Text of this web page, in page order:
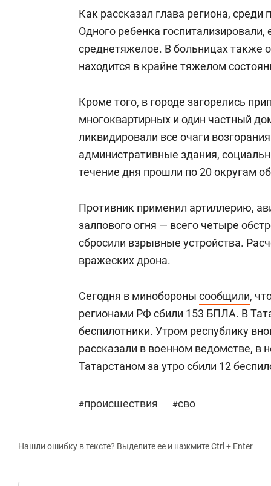
Как рассказал глава региона, среди
Одного ребенка
среднетяжелое. В больницах также
находится в крайне тяжелом
Кроме того, в городе загорелись
многоквартирных и один частный
ликвидировали все очаги
административные здания,
течение дня прошли по 20 округам
Противник применил артиллерию,
залпового огня — всего четыре
сбросили взрывные устройства.
вражеских дрона.
Сегодня в минобороны сообщили,
регионами РФ сбили 153 БПЛА. В
беспилотники. Утром республику
рассказали в военном ведомстве, в
Татарстаном за утро сбили 12
#происшествия #сво
Нашли ошибку в тексте? Выделите ее и нажмите Ctrl + Enter